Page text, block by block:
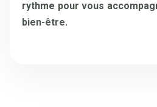
rythme pour vous
bien-être.